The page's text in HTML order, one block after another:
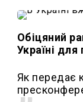
Обіцяний
Україні
Як передає